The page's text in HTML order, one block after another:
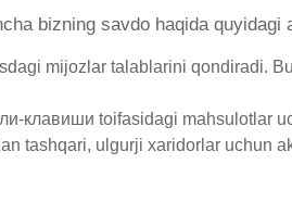
bizning savdo haqida quyidagi
mijozlar talablarini qondiradi.
клавиши toifasidagi mahsulotlar
tashqari, ulgurji xaridorlar uchun